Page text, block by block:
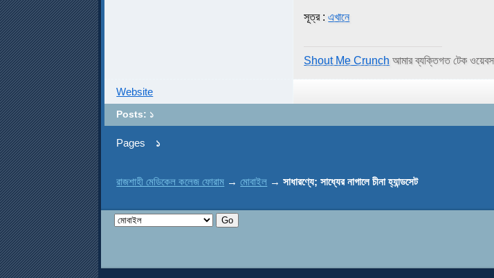
সূত্র :এখানে
Shout Me Crunch আমার ব্যক্তিগত টেক
Website
Posts: ১
Pages ১
রাজশাহী মেডিকেল কলেজ ফোরাম →মোবাইল →সাধারণ্যে; সাধ্যের নাগালে চীনা হ্যান্ডসেট